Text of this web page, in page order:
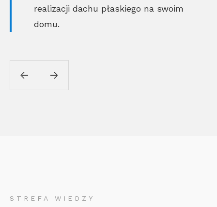
realizacji dachu płaskiego na swoim
domu.
STREFA WIEDZY